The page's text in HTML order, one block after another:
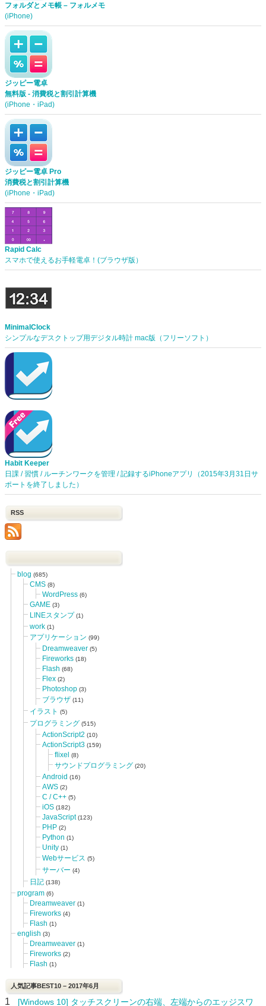
フォルダとメモ帳 – フォルメモ
(iPhone)
ジッピー電卓
無料版 - 消費税と割引計算機
(iPhone・iPad)
ジッピー電卓 Pro
消費税と割引計算機
(iPhone・iPad)
Rapid Calc
スマホで使えるお手軽電卓！(ブラウザ版）
MinimalClock
シンプルなデスクトップ用デジタル時計 mac版（フリーソフト）
Habit Keeper
日課 / 習慣 / ルーチンワークを管理 / 記録するiPhoneアプリ（2015年3月31日サ
ポートを終了しました）
RSS
blog (685)
CMS (8)
WordPress (6)
GAME (3)
LINEスタンプ (1)
work (1)
アプリケーション (99)
Dreamweaver (5)
Fireworks (18)
Flash (68)
Flex (2)
Photoshop (3)
ブラウザ (11)
イラスト (5)
プログラミング (515)
ActionScript2 (10)
ActionScript3 (159)
flixel (8)
サウンドプログラミング (20)
Android (16)
AWS (2)
C / C++ (5)
iOS (182)
JavaScript(123)
PHP (2)
Python (1)
Unity (1)
Webサービス (5)
サーバー (4)
日記 (138)
program (6)
Dreamweaver (1)
Fireworks (4)
Flash (1)
english (3)
Dreamweaver (1)
Fireworks (2)
Flash (1)
人気記事BEST10 – 2017年6月
1 [Windows 10] タッチスクリーンの右端、左端からのエッジスワ